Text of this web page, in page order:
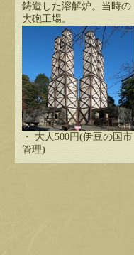
鋳造した溶解炉。当時の
大砲工場。
・ 大人500円(伊豆の国市
管理)